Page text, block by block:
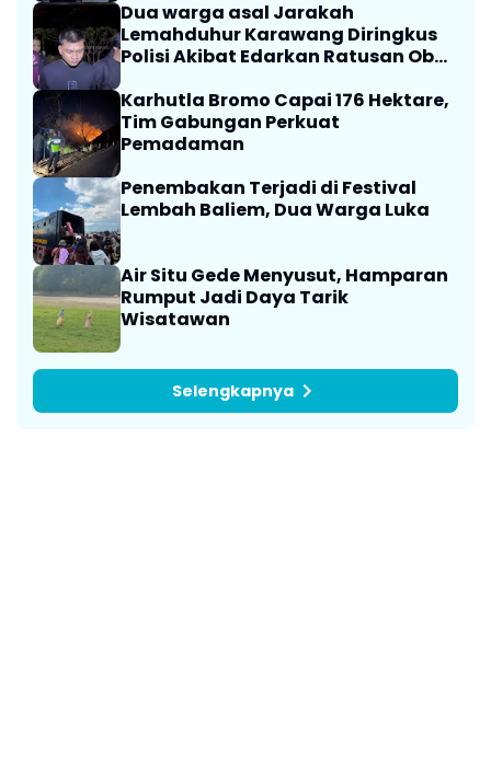
Dua warga asal Jarakah
Lemahduhur Karawang Diringkus
Polisi Akibat Edarkan Ratusan Obat
Karhutla Bromo Capai 176 Hektare,
Tim Gabungan Perkuat
Pemadaman
Penembakan Terjadi di Festival
Lembah Baliem, Dua Warga Luka
Air Situ Gede Menyusut, Hamparan
Rumput Jadi Daya Tarik
Wisatawan
Selengkapnya